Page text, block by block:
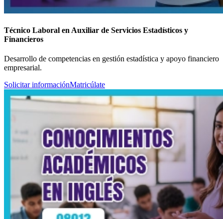
Técnico Laboral en Auxiliar de Servicios Estadísticos y
Financieros
Desarrollo de competencias en gestión estadística y apoyo financiero
empresarial.
Solicitar informaciónMatricúlate